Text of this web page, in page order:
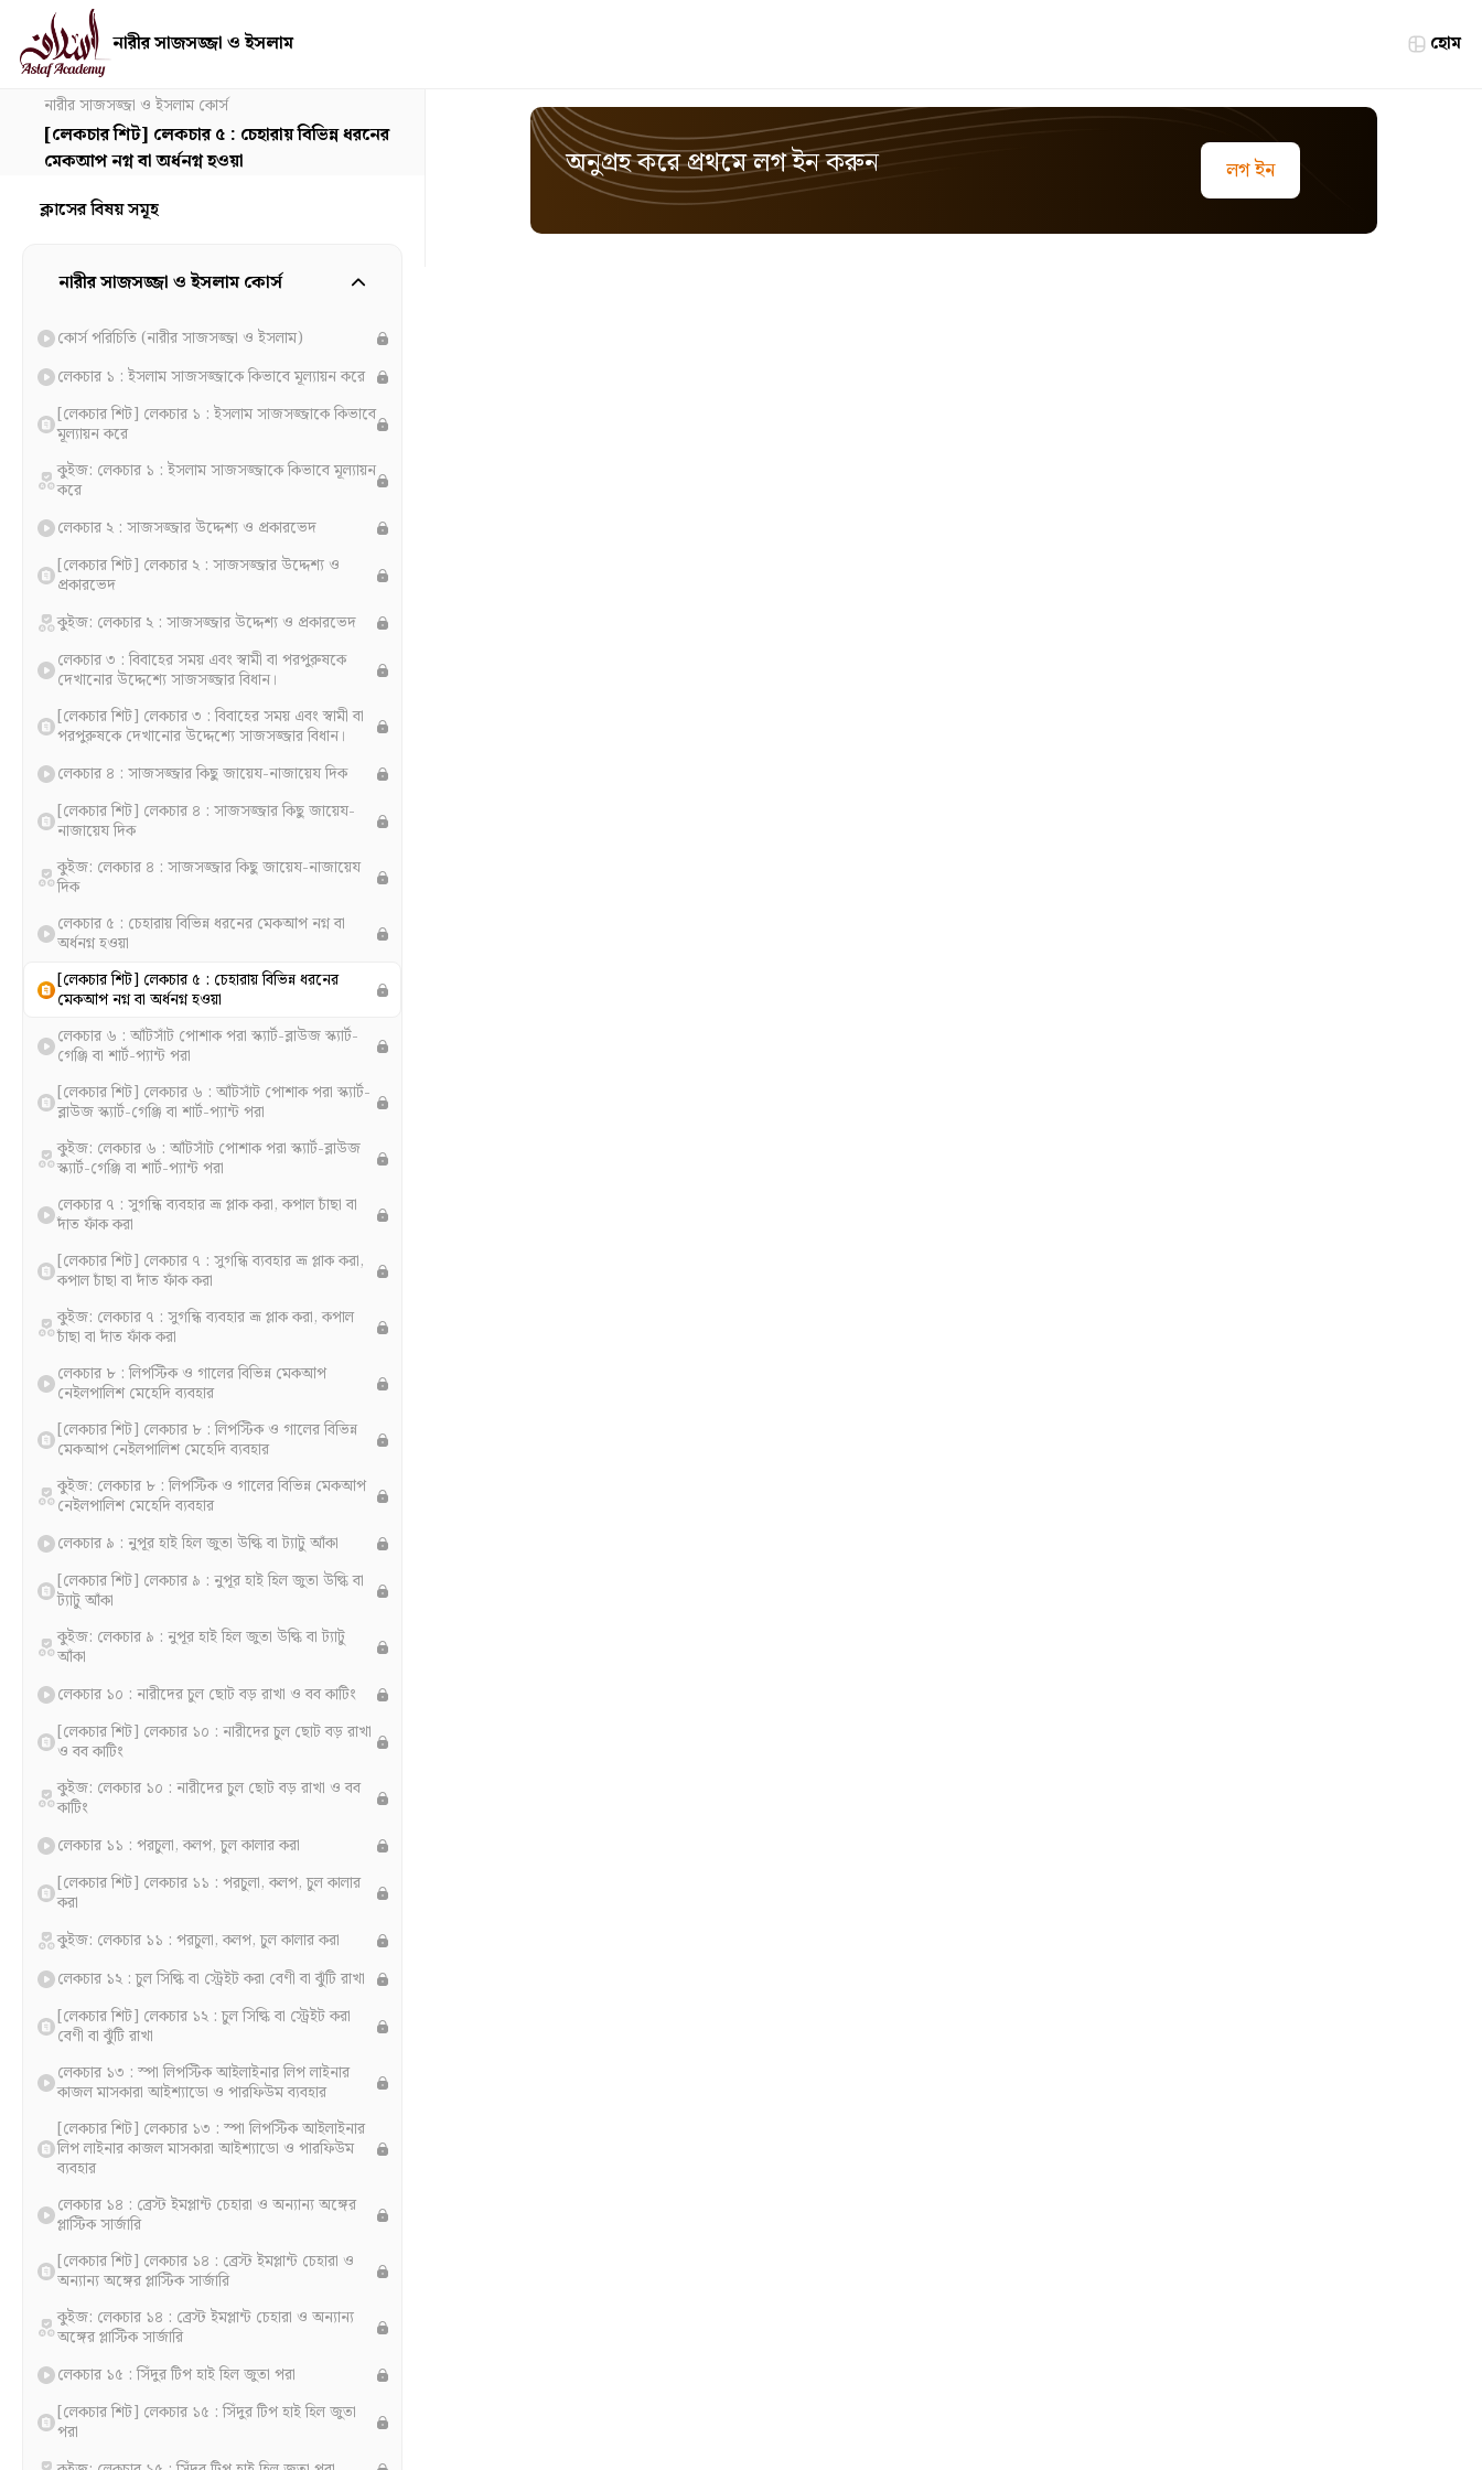
নারীর সাজসজ্জা ও ইসলাম হোম
নারীর সাজসজ্জা ও ইসলাম কোর্স
[লেকচার শিট] লেকচার ৫ : চেহারায় বিভিন্ন ধরনের
মেকআপ নগ্ন বা অর্ধনগ্ন হওয়া
ক্লাসের বিষয় সমূহ
নারীর সাজসজ্জা ও ইসলাম কোর্স
কোর্স পরিচিতি (নারীর সাজসজ্জা ও ইসলাম)
লেকচার ১ : ইসলাম সাজসজ্জাকে কিভাবে মূল্যায়ন করে
[লেকচার শিট] লেকচার ১ : ইসলাম সাজসজ্জাকে কিভাবে
মূল্যায়ন করে
কুইজ: লেকচার ১ : ইসলাম সাজসজ্জাকে কিভাবে মূল্যায়ন
করে
লেকচার ২ : সাজসজ্জার উদ্দেশ্য ও প্রকারভেদ
[লেকচার শিট] লেকচার ২ : সাজসজ্জার উদ্দেশ্য ও
প্রকারভেদ
কুইজ: লেকচার ২ : সাজসজ্জার উদ্দেশ্য ও প্রকারভেদ
লেকচার ৩ : বিবাহের সময় এবং স্বামী বা পরপুরুষকে
দেখানোর উদ্দেশ্যে সাজসজ্জার বিধান।
[লেকচার শিট] লেকচার ৩ : বিবাহের সময় এবং স্বামী বা
পরপুরুষকে দেখানোর উদ্দেশ্যে সাজসজ্জার বিধান।
লেকচার ৪ : সাজসজ্জার কিছু জায়েয-নাজায়েয দিক
[লেকচার শিট] লেকচার ৪ : সাজসজ্জার কিছু জায়েয-
নাজায়েয দিক
কুইজ: লেকচার ৪ : সাজসজ্জার কিছু জায়েয-নাজায়েয
দিক
লেকচার ৫ : চেহারায় বিভিন্ন ধরনের মেকআপ নগ্ন বা
অর্ধনগ্ন হওয়া
[লেকচার শিট] লেকচার ৫ : চেহারায় বিভিন্ন ধরনের
মেকআপ নগ্ন বা অর্ধনগ্ন হওয়া
লেকচার ৬ : আঁটসাঁট পোশাক পরা স্ক্যার্ট-ব্লাউজ স্ক্যার্ট-
গেঞ্জি বা শার্ট-প্যান্ট পরা
[লেকচার শিট] লেকচার ৬ : আঁটসাঁট পোশাক পরা স্ক্যার্ট-
ব্লাউজ স্ক্যার্ট-গেঞ্জি বা শার্ট-প্যান্ট পরা
কুইজ: লেকচার ৬ : আঁটসাঁট পোশাক পরা স্ক্যার্ট-ব্লাউজ
স্ক্যার্ট-গেঞ্জি বা শার্ট-প্যান্ট পরা
লেকচার ৭ : সুগন্ধি ব্যবহার ভ্রূ প্লাক করা, কপাল চাঁছা বা
দাঁত ফাঁক করা
[লেকচার শিট] লেকচার ৭ : সুগন্ধি ব্যবহার ভ্রূ প্লাক করা,
কপাল চাঁছা বা দাঁত ফাঁক করা
কুইজ: লেকচার ৭ : সুগন্ধি ব্যবহার ভ্রূ প্লাক করা, কপাল
চাঁছা বা দাঁত ফাঁক করা
লেকচার ৮ : লিপস্টিক ও গালের বিভিন্ন মেকআপ
নেইলপালিশ মেহেদি ব্যবহার
[লেকচার শিট] লেকচার ৮ : লিপস্টিক ও গালের বিভিন্ন
মেকআপ নেইলপালিশ মেহেদি ব্যবহার
কুইজ: লেকচার ৮ : লিপস্টিক ও গালের বিভিন্ন মেকআপ
নেইলপালিশ মেহেদি ব্যবহার
লেকচার ৯ : নুপূর হাই হিল জুতা উল্কি বা ট্যাটু আঁকা
[লেকচার শিট] লেকচার ৯ : নুপূর হাই হিল জুতা উল্কি বা
ট্যাটু আঁকা
কুইজ: লেকচার ৯ : নুপূর হাই হিল জুতা উল্কি বা ট্যাটু
আঁকা
লেকচার ১০ : নারীদের চুল ছোট বড় রাখা ও বব কাটিং
[লেকচার শিট] লেকচার ১০ : নারীদের চুল ছোট বড় রাখা
ও বব কাটিং
কুইজ: লেকচার ১০ : নারীদের চুল ছোট বড় রাখা ও বব
কাটিং
লেকচার ১১ : পরচুলা, কলপ, চুল কালার করা
[লেকচার শিট] লেকচার ১১ : পরচুলা, কলপ, চুল কালার
করা
কুইজ: লেকচার ১১ : পরচুলা, কলপ, চুল কালার করা
লেকচার ১২ : চুল সিল্কি বা স্ট্রেইট করা বেণী বা ঝুঁটি রাখা
[লেকচার শিট] লেকচার ১২ : চুল সিল্কি বা স্ট্রেইট করা
বেণী বা ঝুঁটি রাখা
লেকচার ১৩ : স্পা লিপস্টিক আইলাইনার লিপ লাইনার
কাজল মাসকারা আইশ্যাডো ও পারফিউম ব্যবহার
[লেকচার শিট] লেকচার ১৩ : স্পা লিপস্টিক আইলাইনার
লিপ লাইনার কাজল মাসকারা আইশ্যাডো ও পারফিউম
ব্যবহার
লেকচার ১৪ : ব্রেস্ট ইমপ্লান্ট চেহারা ও অন্যান্য অঙ্গের
প্লাস্টিক সার্জারি
[লেকচার শিট] লেকচার ১৪ : ব্রেস্ট ইমপ্লান্ট চেহারা ও
অন্যান্য অঙ্গের প্লাস্টিক সার্জারি
কুইজ: লেকচার ১৪ : ব্রেস্ট ইমপ্লান্ট চেহারা ও অন্যান্য
অঙ্গের প্লাস্টিক সার্জারি
লেকচার ১৫ : সিঁদুর টিপ হাই হিল জুতা পরা
[লেকচার শিট] লেকচার ১৫ : সিঁদুর টিপ হাই হিল জুতা
পরা
অনুগ্রহ করে প্রথমে লগ ইন করুন লগ ইন